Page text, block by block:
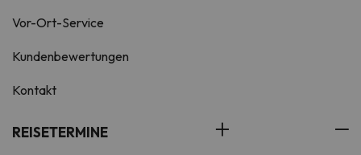
Vor-Ort-Service
Kundenbewertungen
Kontakt
REISETERMINE